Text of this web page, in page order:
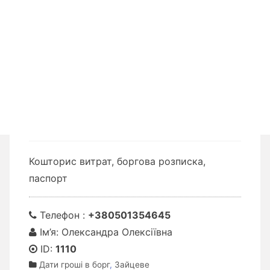
Кошторис витрат, боргова розписка,
паспорт
Телефон : +380501354645
Ім’я: Олександра Олексіївна
ID: 1110
Дати гроші в борг, Зайцеве